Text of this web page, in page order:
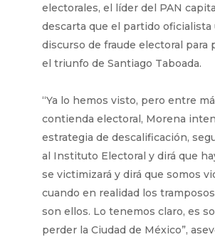
electorales, el líder del PAN
descarta que el partido
discurso de fraude electoral para
el triunfo de Santiago Taboada.
“Ya lo hemos visto, pero entre
contienda electoral, Morena
estrategia de descalificación,
al Instituto Electoral y dirá que
se victimizará y dirá que somos
cuando en realidad los
son ellos. Lo tenemos claro, es
perder la Ciudad de México”,